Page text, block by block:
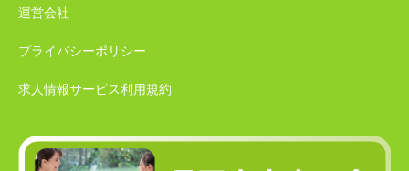
運営会社
プライバシーポリシー
求人情報サービス利用規約